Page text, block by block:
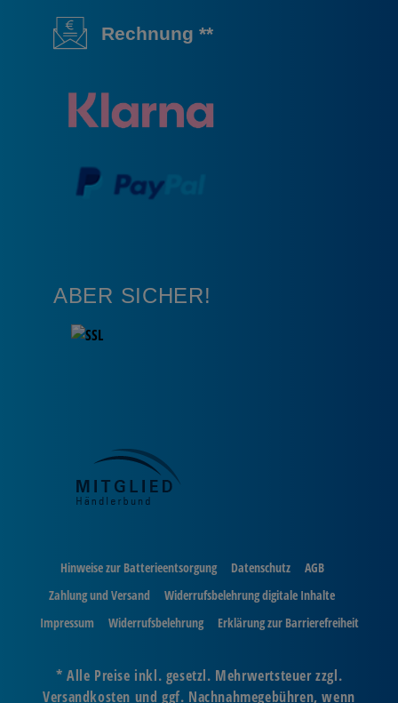
Rechnung **
ABER SICHER!
Hinweise zur Batterieentsorgung Datenschutz
AGB
Zahlung und Versand
Widerrufsbelehrung digitale Inhalte
Impressum
Widerrufsbelehrung Erklärung zur Barrierefreiheit
* Alle Preise inkl. gesetzl. Mehrwertsteuer zzgl.
Versandkosten und ggf. Nachnahmegebühren, wenn